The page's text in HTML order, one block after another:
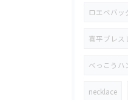
ロエベバッ
喜平ブレス
べっこうハ
necklace